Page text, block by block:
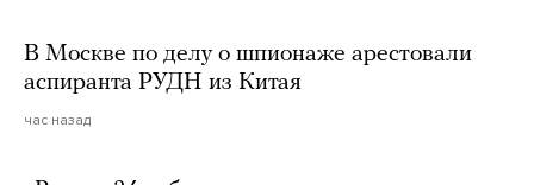
В Москве по делу о шпионаже арестовали
аспиранта РУДН из Китая
час назад